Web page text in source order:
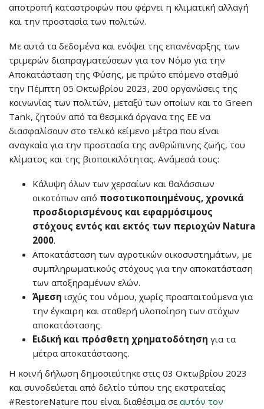
αποτροπή καταστροφών που φέρνει η κλιματική αλλαγή
και την προστασία των πολιτών.
Με αυτά τα δεδομένα και ενόψει της επανέναρξης των
τριμερών διαπραγματεύσεων για τον Νόμο για την
Αποκατάσταση της Φύσης, με πρώτο επόμενο σταθμό
την Πέμπτη 05 Οκτωβρίου 2023, 200 οργανώσεις της
κοινωνίας των πολιτών, μεταξύ των οποίων και το Green
Tank, ζητούν από τα θεσμικά όργανα της ΕΕ να
διασφαλίσουν στο τελικό κείμενο μέτρα που είναι
αναγκαία για την προστασία της ανθρώπινης ζωής, του
κλίματος και της βιοποικιλότητας. Ανάμεσά τους:
Κάλυψη όλων των χερσαίων και θαλάσσιων
οικοτόπων από ποσοτικοποιημένους, χρονικά
προσδιορισμένους και εφαρμόσιμους
στόχους εντός και εκτός των περιοχών Natura
2000.
Αποκατάσταση των αγροτικών οικοσυστημάτων, με
συμπληρωματικούς στόχους για την αποκατάσταση
των αποξηραμένων ελών.
Άμεση ισχύς του νόμου, χωρίς προαπαιτούμενα για
την έγκαιρη και σταθερή υλοποίηση των στόχων
αποκατάστασης.
Ειδική και πρόσθετη χρηματοδότηση για τα
μέτρα αποκατάστασης.
Η κοινή δήλωση δημοσιεύτηκε στις 03 Οκτωβρίου 2023
και συνοδεύεται από δελτίο τύπου της εκστρατείας
#RestoreNature που είναι διαθέσιμα σε αυτόν τον